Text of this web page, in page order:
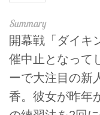
開幕戦「ダイキ
催中止となって
ーで大注目の新
香。彼女が昨年